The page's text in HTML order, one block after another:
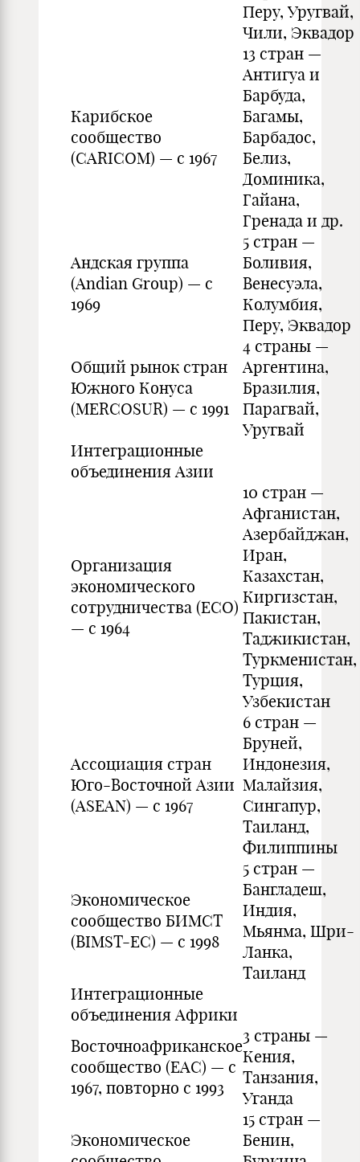
Перу, Уругвай,
Чили, Эквадор
Карибское
сообщество
(CARICOM) — с 1967
13 стран —
Антигуа и
Барбуда,
Багамы,
Барбадос,
Белиз,
Доминика,
Гайана,
Гренада и др.
Андская группа
(Andian Group) — с
1969
5 стран —
Боливия,
Венесуэла,
Колумбия,
Перу, Эквадор
Общий рынок стран
Южного Конуса
(MERCOSUR) — c 1991
4 страны —
Аргентина,
Бразилия,
Парагвай,
Уругвай
Интеграционные
объединения Азии
Организация
экономического
сотрудничества (ECO)
— с 1964
10 стран —
Афганистан,
Азербайджан,
Иран,
Казахстан,
Киргизстан,
Пакистан,
Таджикистан,
Туркменистан,
Турция,
Узбекистан
Ассоциация стран
Юго-Восточной Азии
(ASEAN) — с 1967
6 стран —
Бруней,
Индонезия,
Малайзия,
Сингапур,
Таиланд,
Филиппины
Экономическое
сообщество БИМСТ
(BIMST-EC) — c 1998
5 стран —
Бангладеш,
Индия,
Мьянма, Шри-
Ланка,
Таиланд
Интеграционные
объединения Африки
Восточноафриканское
сообщество (EAC) — с
1967, повторно с 1993
3 страны —
Кения,
Танзания,
Уганда
Экономическое
15 стран —
Бенин,